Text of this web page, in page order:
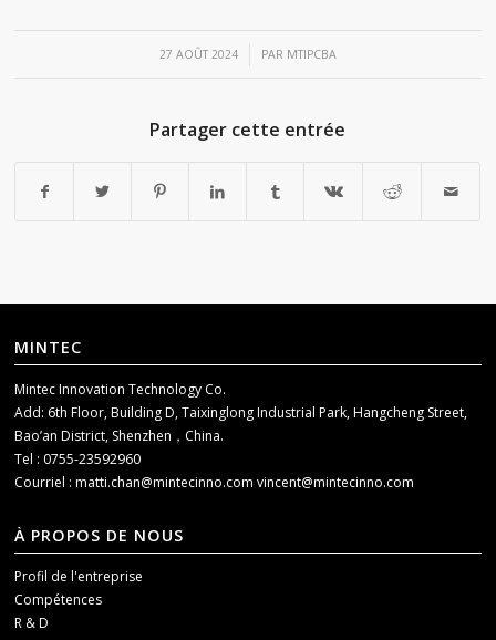
27 AOÛT 2024
/ PAR MTIPCBA
Partager cette entrée
MINTEC
Mintec Innovation Technology Co.
Add: 6th Floor, Building D, Taixinglong Industrial Park, Hangcheng Street,
Bao’an District, Shenzhen，China.
Tel : 0755-23592960
Courriel :matti.chan@mintecinno.comvincent@mintecinno.com
À PROPOS DE NOUS
Profil de l'entreprise
Compétences
R & D